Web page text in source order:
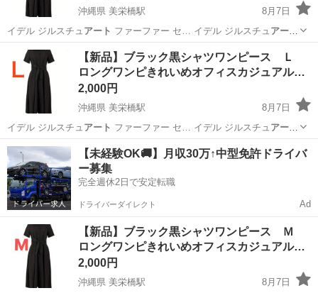
沖縄県 美栄橋駅
8月7日
イデル ジルスチュ アート ファーファー セ… イデル ジルスチュ アート
ファーファー セ…
沖縄 那覇市 美栄橋駅 ワンピース ミスティウーマン
【新品】ブラック黒シャツワンピース Ｌ
ロングワンピきれいめオフィスカジュアル…
2,000円
沖縄県 美栄橋駅
8月7日
イデル ジルスチュ アート ファーファー セ… イデル ジルスチュ アート
ファーファー セ…
沖縄 那覇市 美栄橋駅 ワンピース ミスティウーマン
【未経験OK🚚】月収30万↑中型免許ドライバ
ー募集
完全週休2日で安定転職
ドライバーダイレクト Ad
【新品】ブラック黒シャツワンピース Ｍ
ロングワンピきれいめオフィスカジュアル…
2,000円
沖縄県 美栄橋駅
8月7日